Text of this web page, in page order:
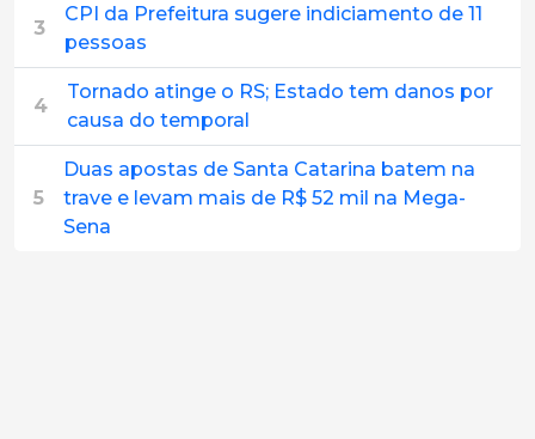
3
CPI da Prefeitura sugere indiciamento de 11
pessoas
4
Tornado atinge o RS; Estado tem danos por
causa do temporal
5
Duas apostas de Santa Catarina batem na
trave e levam mais de R$ 52 mil na Mega-
Sena